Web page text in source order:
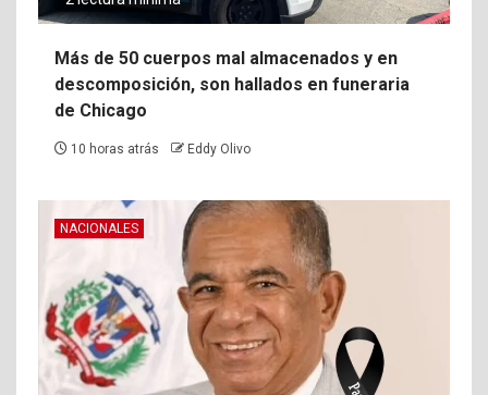
Más de 50 cuerpos mal almacenados y en
descomposición, son hallados en funeraria
de Chicago
10 horas atrás Eddy Olivo
NACIONALES